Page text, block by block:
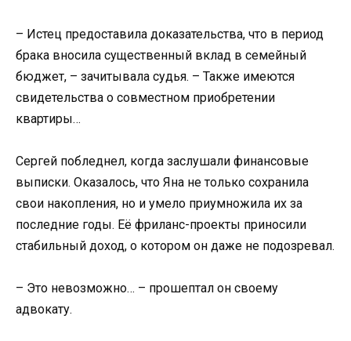
– Истец предоставила доказательства, что в период
брака вносила существенный вклад в семейный
бюджет, – зачитывала судья. – Также имеются
свидетельства о совместном приобретении
квартиры…
Сергей побледнел, когда заслушали финансовые
выписки. Оказалось, что Яна не только сохранила
свои накопления, но и умело приумножила их за
последние годы. Её фриланс-проекты приносили
стабильный доход, о котором он даже не подозревал.
– Это невозможно… – прошептал он своему
адвокату.